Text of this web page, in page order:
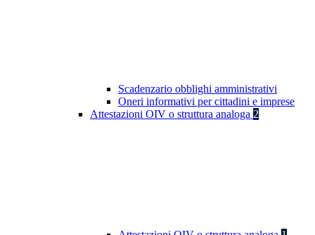
Scadenzario obblighi amministrativi
Oneri informativi per cittadini e imprese
Attestazioni OIV o struttura analoga 2